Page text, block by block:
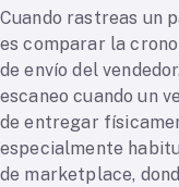
Cuando rastreas un
es comparar la
de envío del
escaneo cuando un
de entregar
especialmente
de marketplace,